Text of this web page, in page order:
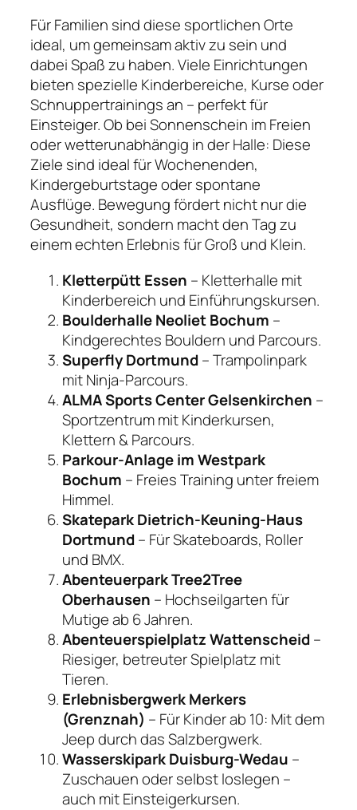
Für Familien sind diese sportlichen Orte
ideal, um gemeinsam aktiv zu sein und
dabei Spaß zu haben. Viele Einrichtungen
bieten spezielle Kinderbereiche, Kurse oder
Schnuppertrainings an – perfekt für
Einsteiger. Ob bei Sonnenschein im Freien
oder wetterunabhängig in der Halle: Diese
Ziele sind ideal für Wochenenden,
Kindergeburtstage oder spontane
Ausflüge. Bewegung fördert nicht nur die
Gesundheit, sondern macht den Tag zu
einem echten Erlebnis für Groß und Klein.
Kletterpütt Essen – Kletterhalle mit
Kinderbereich und Einführungskursen.
Boulderhalle Neoliet Bochum –
Kindgerechtes Bouldern und Parcours.
Superfly Dortmund– Trampolinpark
mit Ninja-Parcours.
ALMA Sports Center Gelsenkirchen –
Sportzentrum mit Kinderkursen,
Klettern & Parcours.
Parkour-Anlage im Westpark
Bochum – Freies Training unter freiem
Himmel.
Skatepark Dietrich-Keuning-Haus
Dortmund– Für Skateboards, Roller
und BMX.
Abenteuerpark Tree2Tree
Oberhausen – Hochseilgarten für
Mutige ab 6 Jahren.
Abenteuerspielplatz Wattenscheid–
Riesiger, betreuter Spielplatz mit
Tieren.
Erlebnisbergwerk Merkers
(Grenznah) – Für Kinder ab 10: Mit dem
Jeep durch das Salzbergwerk.
Wasserskipark Duisburg-Wedau –
Zuschauen oder selbst loslegen –
auch mit Einsteigerkursen.